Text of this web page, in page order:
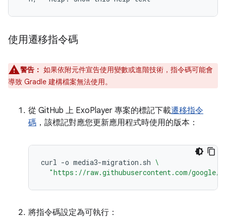
使用遷移指令碼
警告： 如果依附元件宣告使用變數或進階技術，指令碼可能會
導致 Gradle 建構檔案無法使用。
從 GitHub 上 ExoPlayer 專案的標記下載遷移指令
碼 ，該標記對應您更新應用程式時使用的版本：
curl -o media3-migration.sh \
"https://raw.githubusercontent.com/google/
將指令碼設定為可執行：